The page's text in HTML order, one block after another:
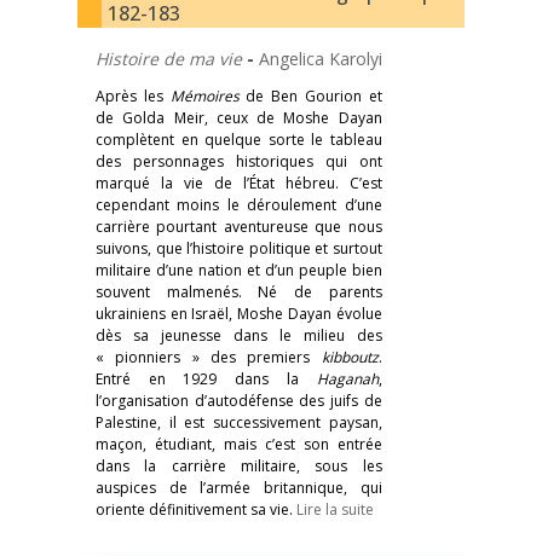
182-183
Histoire de ma vie - Angelica Karolyi
Après les Mémoiresde Ben Gourion et
de Golda Meir, ceux de Moshe Dayan
complètent en quelque sorte le tableau
des personnages historiques qui ont
marqué la vie de l’État hébreu. C’est
cependant moins le déroulement d’une
carrière pourtant aventureuse que nous
suivons, que l’histoire politique et surtout
militaire d’une nation et d’un peuple bien
souvent malmenés. Né de parents
ukrainiens en Israël, Moshe Dayan évolue
dès sa jeunesse dans le milieu des
« pionniers » des premiers kibboutz.
Entré en 1929 dans la Haganah,
l’organisation d’autodéfense des juifs de
Palestine, il est successivement paysan,
maçon, étudiant, mais c’est son entrée
dans la carrière militaire, sous les
auspices de l’armée britannique, qui
oriente définitivement sa vie. Lire la suite